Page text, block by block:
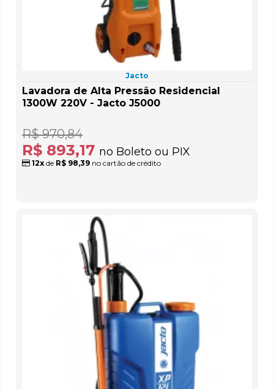
Jacto
Lavadora de Alta Pressão Residencial
1300W 220V - Jacto J5000
R$ 893,17 no Boleto ou PIX
R$ 970,84
12x de R$ 98,39 no cartão de crédito